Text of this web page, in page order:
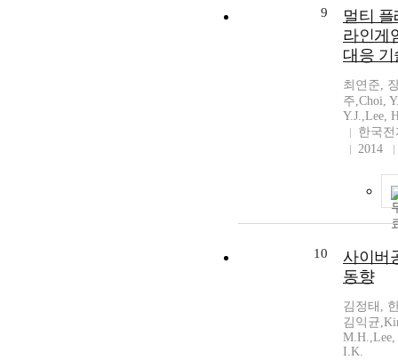
9
멀티
라인게
대응 기
최연준,
주,Choi,
Y.J.,Lee,
한국
2014
10
사이버
동향
김정태,
김익균
I.K.